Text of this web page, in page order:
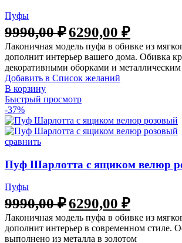
Пуфы
9990,00₽ Первоначальная
цена
составляла
9990,00 ₽.
6290,00 ₽Текущая
цена:
6290,00 ₽.
Лаконичная модель пуфа в обивке из
дополнит интерьер вашего дома. Обивка
декоративными оборками и металлическим
Добавить в Список желаний
В корзину
Быстрый просмотр
-37%
сравнить
Пуф Шарлотта с ящиком велюр
Пуфы
9990,00₽ Первоначальная
цена
составляла
9990,00 ₽.
6290,00 ₽Текущая
цена:
6290,00 ₽.
Лаконичная модель пуфа в обивке из
дополнит интерьер в современном стиле.
выполнено из металла в золотом